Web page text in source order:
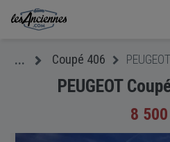
... Coupé 406
PEUGEOT
8